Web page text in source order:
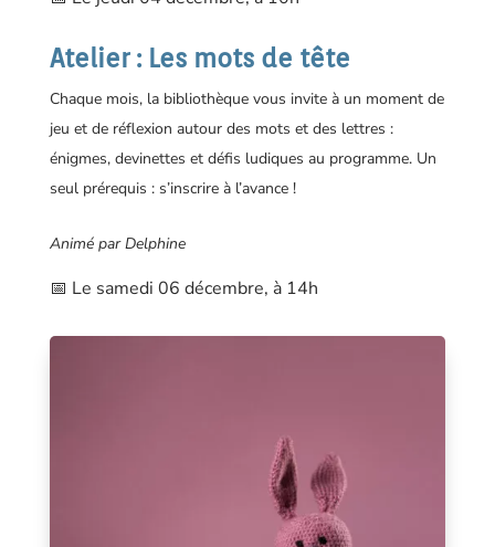
Atelier : Les mots de tête
Chaque mois, la bibliothèque vous invite à un moment de
jeu et de réflexion autour des mots et des lettres :
énigmes, devinettes et défis ludiques au programme. Un
seul prérequis : s’inscrire à l’avance !
Animé par Delphine
📅 Le samedi 06 décembre, à 14h